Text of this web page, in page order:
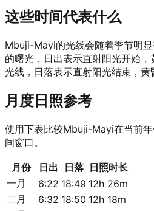
这些时间代表什么
Mbuji-Mayi的光线会随着季节明
的曙光，日出表示直射阳光开始
光线，日落表示直射阳光结束，黄
月度日照参考
使用下表比较Mbuji-Mayi在当前
间窗口。
月份 日出 日落 日照时长
一月
6:22 18:49 12h 26m
二月
6:32 18:50 12h 18m